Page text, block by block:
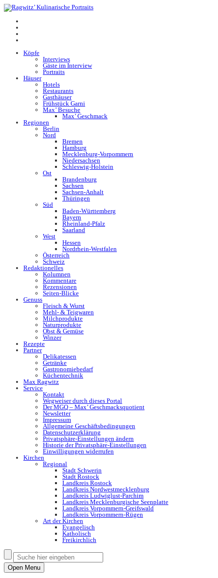
Köpfe
Interviews
Gäste im Interview
Portraits
Häuser
Hotels
Restaurants
Gasthäuser
Frühstück Garni
Max’ Besuche
Max’ Geschmack
Regionen
Berlin
Nord
Bremen
Hamburg
Mecklenburg-Vorpommern
Niedersachsen
Schleswig-Holstein
Ost
Brandenburg
Sachsen
Sachsen-Anhalt
Thüringen
Süd
Baden-Württemberg
Bayern
Rheinland-Pfalz
Saarland
West
Hessen
Nordrhein-Westfalen
Österreich
Schweiz
Redaktionelles
Kolumnen
Kommentare
Rezensionen
Seiten-Blicke
Genuss
Fleisch & Wurst
Mehl- & Teigwaren
Milchprodukte
Naturprodukte
Obst & Gemüse
Winzer
Rezepte
Partner
Delikatessen
Getränke
Gastronomiebedarf
Küchentechnik
Max Ragwitz
Service
Kontakt
Wegweiser durch dieses Portal
Der MGQ – Max’ Geschmacksquotient
Newsletter
Impressum
Allgemeine Geschäftsbedingungen
Datenschutzerklärung
Privatsphäre-Einstellungen ändern
Historie der Privatsphäre-Einstellungen
Einwilligungen widerrufen
Kirchen
Regional
Stadt Schwerin
Stadt Rostock
Landkreis Rostock
Landkreis Nordwestmecklenburg
Landkreis Ludwiglust-Parchim
Landkreis Mecklenburgische Seenplatte
Landkreis Vorpommern-Greifswald
Landkreis Vorpommern-Rügen
Art der Kirchen
Evangelisch
Katholisch
Freikirchlich
Open Menu